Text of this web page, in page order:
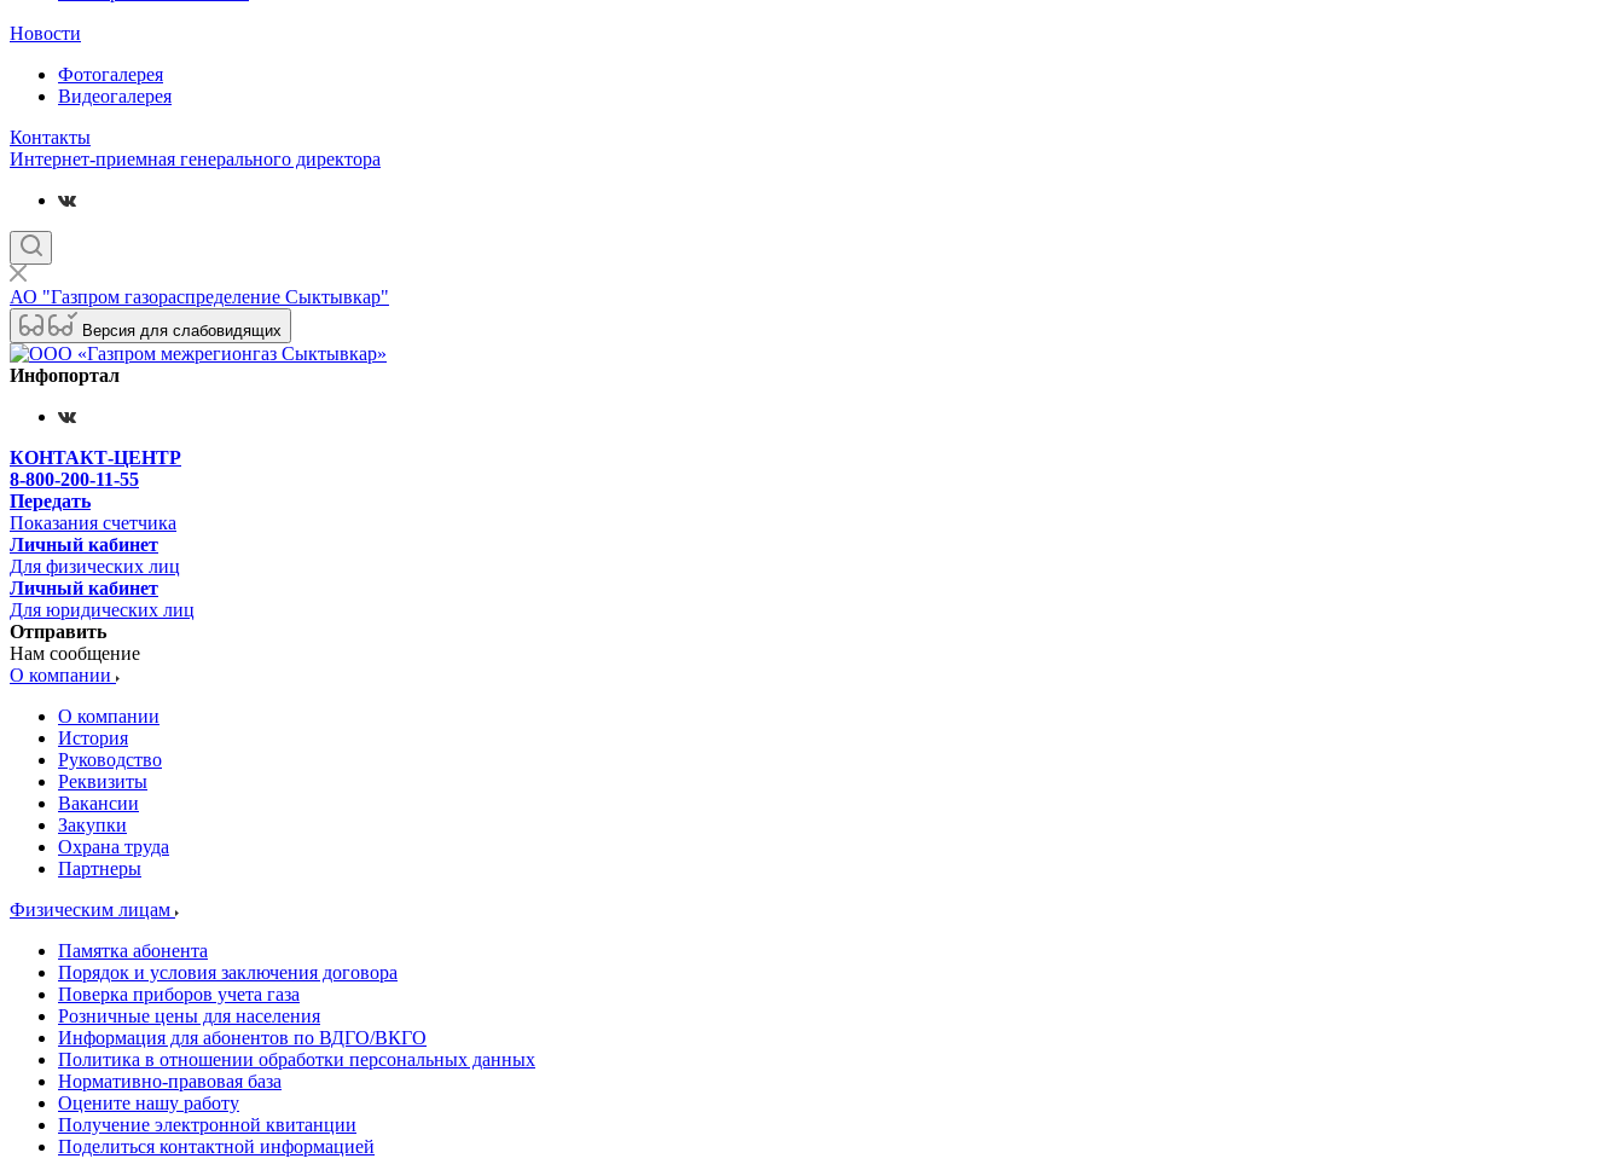
Новости
Фотогалерея
Видеогалерея
Контакты
Интернет-приемная генерального директора
АО "Газпром газораспределение Сыктывкар"
Версия для слабовидящих
Инфопортал
КОНТАКТ-ЦЕНТР
8-800-200-11-55
Передать
Показания счетчика
Личный кабинет
Для физических лиц
Личный кабинет
Для юридических лиц
Отправить
Нам сообщение
О компании
О компании
История
Руководство
Реквизиты
Вакансии
Закупки
Охрана труда
Партнеры
Физическим лицам
Памятка абонента
Порядок и условия заключения договора
Поверка приборов учета газа
Розничные цены для населения
Информация для абонентов по ВДГО/ВКГО
Политика в отношении обработки персональных данных
Нормативно-правовая база
Оцените нашу работу
Получение электронной квитанции
Поделиться контактной информацией